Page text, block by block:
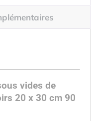
vides de
20 x 30 cm 90